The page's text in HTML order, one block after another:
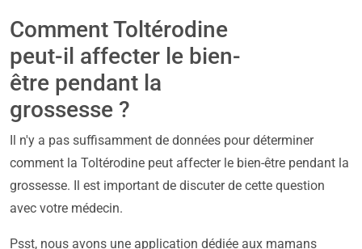
Comment Toltérodine
peut-il affecter le bien-
être pendant la
grossesse ?
Il n'y a pas suffisamment de données pour déterminer
comment la Toltérodine peut affecter le bien-être pendant la
grossesse. Il est important de discuter de cette question
avec votre médecin.
Psst, nous avons une application dédiée aux mamans